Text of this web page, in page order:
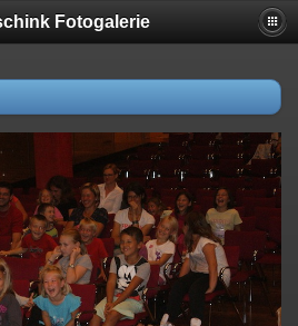
Fotogalerie